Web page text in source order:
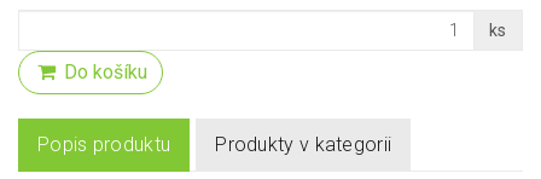
ks
Do košíku
Popis produktu Produkty v kategorii